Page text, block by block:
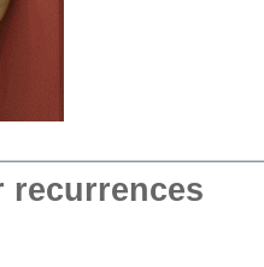
recurrences